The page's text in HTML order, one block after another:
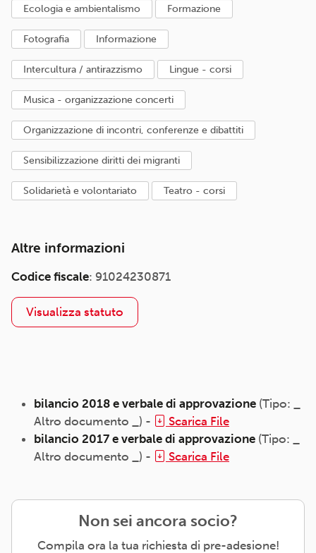
ecologia e ambientalismo formazione
fotografia informazione
intercultura / antirazzismo lingue - corsi
musica - organizzazione concerti
organizzazione di incontri, conferenze e dibattiti
sensibilizzazione diritti dei migranti
solidarietà e volontariato teatro - corsi
Altre informazioni
Codice fiscale: 91024230871
Visualizza statuto
bilancio 2018 e verbale di approvazione (Tipo: _
Altro documento _) -
Scarica File
bilancio 2017 e verbale di approvazione (Tipo: _
Altro documento _) -
Scarica File
Non sei ancora socio?
Compila ora la tua richiesta di pre-adesione!